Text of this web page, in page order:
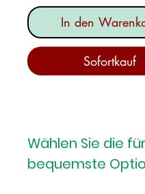
In den
Sofortkauf
Wählen Sie die
bequemste